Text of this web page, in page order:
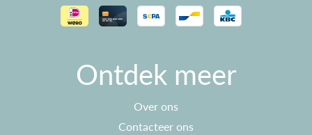
Ontdek meer
Over ons
Contacteer ons